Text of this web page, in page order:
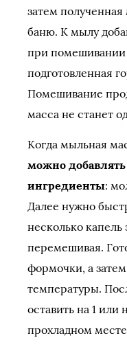
затем
баню. К мылу
при помешивании
подготовленная
Помешивание
масса не станет
Когда мыльная
можно
ингредиенты:
Далее нужно
несколько
перемешивая.
формочки, а
температуры.
оставить на 1 или
прохладном